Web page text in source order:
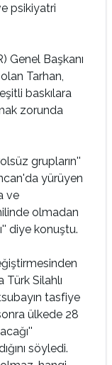
psikiyatri
Genel Başkanı
Tarhan,
baskılara
zorunda
grupların''
yürüyen
ve
olmadan
diye konuştu.
Türk Silahlı
tasfiye
ülkede 28
söyledi.